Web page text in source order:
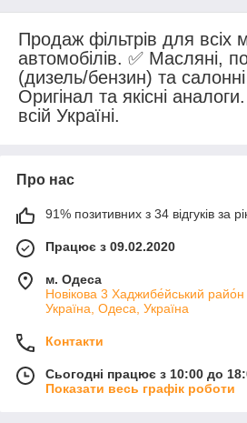
Продаж фільтрів для всіх
автомобілів. ✅ Масляні,
(дизель/бензин) та
Оригінал та якісні
всій Україні.
Про нас
91% позитивних з 34 відгуків за
Працює з 09.02.2020
м. Одеса
Новікова 3 Хаджибе́йський
Україна, Одеса, Україна
Контакти
Сьогодні працює з 10:00 до
Показати весь графік роботи